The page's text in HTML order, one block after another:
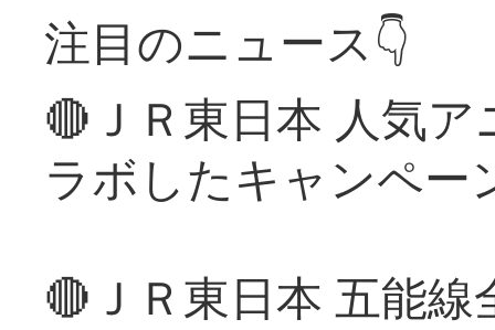
注目のニュース👇
🔴ＪＲ東日本 人気
ラボしたキャンペー
🔴ＪＲ東日本 五能